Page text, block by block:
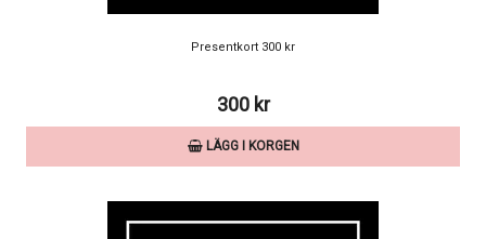
Presentkort 300 kr
300 kr
LÄGG I KORGEN